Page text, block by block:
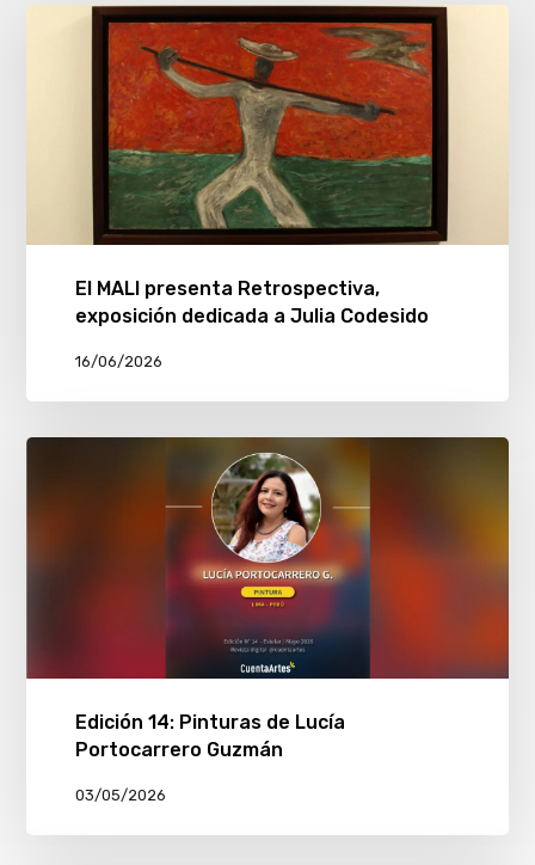
El MALI presenta Retrospectiva,
exposición dedicada a Julia Codesido
16/06/2026
Edición 14: Pinturas de Lucía
Portocarrero Guzmán
03/05/2026